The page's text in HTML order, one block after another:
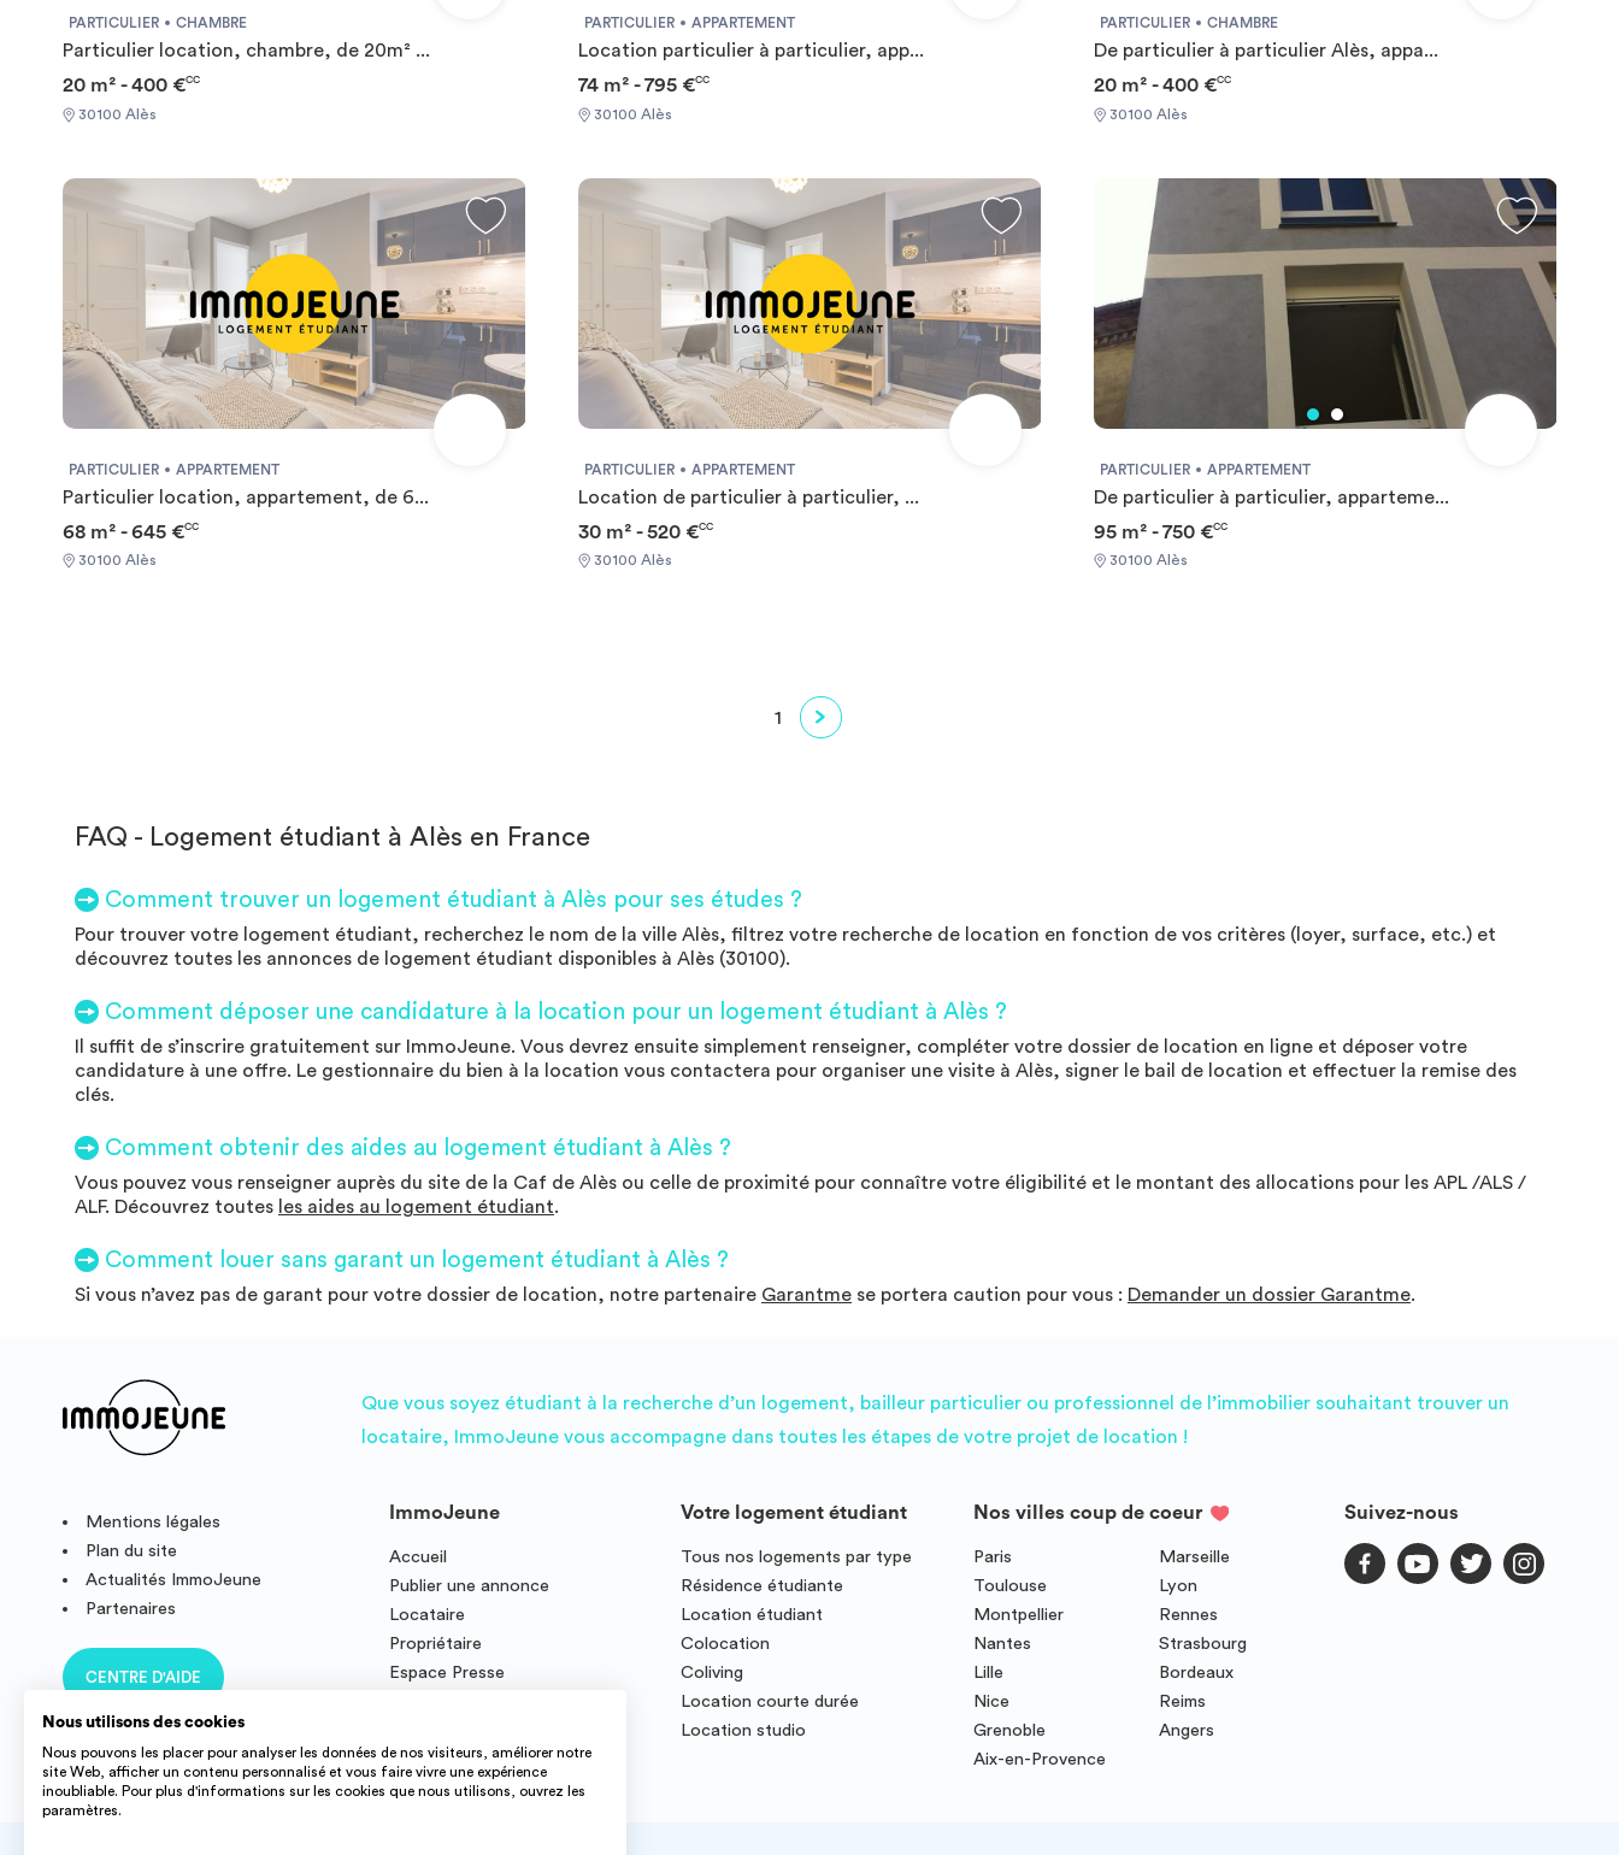
PARTICULIER CHAMBRE
Particulier location, chambre, de 20m² ...
20 m² - 400 €CC
30100 Alès
PARTICULIER APPARTEMENT
Location particulier à particulier, app...
74 m² - 795 €CC
30100 Alès
PARTICULIER CHAMBRE
De particulier à particulier Alès, appa...
20 m² - 400 €CC
30100 Alès
PARTICULIER APPARTEMENT
Particulier location, appartement, de 6...
68 m² - 645 €CC
30100 Alès
PARTICULIER APPARTEMENT
Location de particulier à particulier, ...
30 m² - 520 €CC
30100 Alès
PARTICULIER APPARTEMENT
De particulier à particulier, apparteme...
95 m² - 750 €CC
30100 Alès
1
FAQ - Logement étudiant à Alès en France
Comment trouver un logement étudiant à Alès pour ses études ?
Pour trouver votre logement étudiant, recherchez le nom de la ville Alès, filtrez votre recherche de location en fonction de vos critères (loyer, surface, etc.) et
découvrez toutes les annonces de logement étudiant disponibles à Alès (30100).
Comment déposer une candidature à la location pour un logement étudiant à Alès ?
Il suffit de s’inscrire gratuitement sur ImmoJeune. Vous devrez ensuite simplement renseigner, compléter votre dossier de location en ligne et déposer votre
candidature à une offre. Le gestionnaire du bien à la location vous contactera pour organiser une visite à Alès, signer le bail de location et effectuer la remise des
clés.
Comment obtenir des aides au logement étudiant à Alès ?
Vous pouvez vous renseigner auprès du site de la Caf de Alès ou celle de proximité pour connaître votre éligibilité et le montant des allocations pour les APL /ALS /
ALF. Découvrez toutes les aides au logement étudiant.
Comment louer sans garant un logement étudiant à Alès ?
Si vous n’avez pas de garant pour votre dossier de location, notre partenaire Garantme se portera caution pour vous : Demander un dossier Garantme.
Que vous soyez étudiant à la recherche d’un logement, bailleur particulier ou professionnel de l’immobilier souhaitant trouver un
locataire, ImmoJeune vous accompagne dans toutes les étapes de votre projet de location !
Mentions légales
Plan du site
Actualités ImmoJeune
Partenaires
CENTRE D'AIDE
ImmoJeune
Accueil
Publier une annonce
Locataire
Propriétaire
Espace Presse
Votre logement étudiant
Tous nos logements par type
Résidence étudiante
Location étudiant
Colocation
Coliving
Location courte durée
Location studio
Nos villes coup de coeur
Paris
Marseille
Toulouse
Lyon
Montpellier
Rennes
Nantes
Strasbourg
Lille
Bordeaux
Nice
Reims
Grenoble
Angers
Aix-en-Provence
Suivez-nous
Nous utilisons des cookies
Nous pouvons les placer pour analyser les données de nos visiteurs, améliorer notre
site Web, afficher un contenu personnalisé et vous faire vivre une expérience
inoubliable. Pour plus d'informations sur les cookies que nous utilisons, ouvrez les
paramètres.